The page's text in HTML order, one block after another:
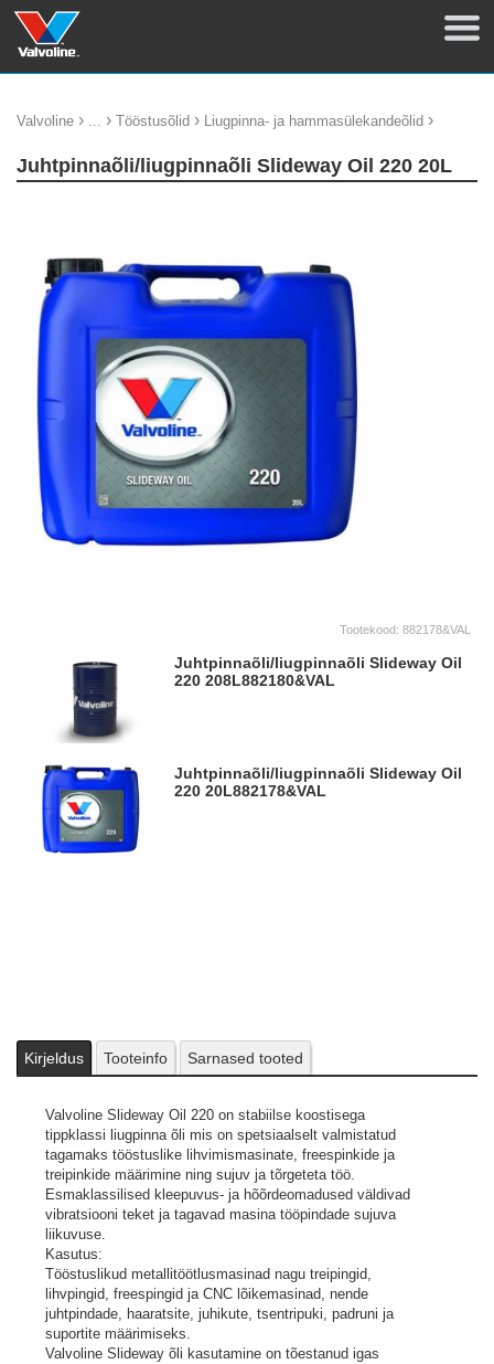
Valvoline › ... › Tööstusõlid › Liugpinna- ja hammasülekandeõlid ›
Juhtpinnaõli/liugpinnaõli Slideway Oil 220 20L
Tootekood: 882178&VAL
Juhtpinnaõli/liugpinnaõli Slideway Oil
220 208L882180&VAL
Juhtpinnaõli/liugpinnaõli Slideway Oil
220 20L882178&VAL
Kirjeldus Tooteinfo Sarnased tooted
Valvoline Slideway Oil 220 on stabiilse koostisega
tippklassi liugpinna õli mis on spetsiaalselt valmistatud
tagamaks tööstuslike lihvimismasinate, freespinkide ja
treipinkide määrimine ning sujuv ja tõrgeteta töö.
Esmaklassilised kleepuvus- ja hõõrdeomadused väldivad
vibratsiooni teket ja tagavad masina tööpindade sujuva
liikuvuse.
Kasutus:
Tööstuslikud metallitöötlusmasinad nagu treipingid,
lihvpingid, freespingid ja CNC lõikemasinad, nende
juhtpindade, haaratsite, juhikute, tsentripuki, padruni ja
suportite määrimiseks.
Valvoline Slideway õli kasutamine on tõestanud igas